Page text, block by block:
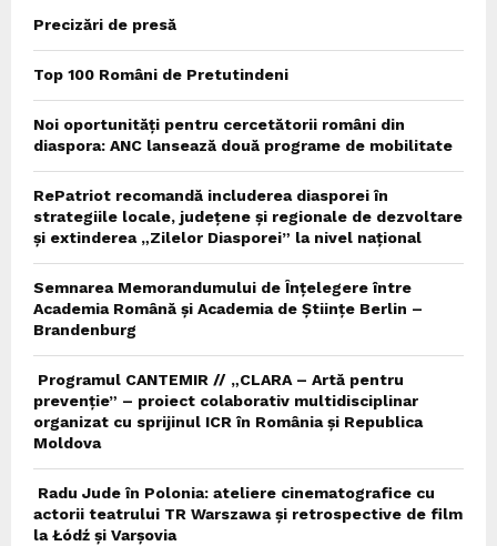
Precizări de presă
Top 100 Români de Pretutindeni
Noi oportunități pentru cercetătorii români din
diaspora: ANC lansează două programe de mobilitate
RePatriot recomandă includerea diasporei în
strategiile locale, județene și regionale de dezvoltare
și extinderea „Zilelor Diasporei” la nivel național
Semnarea Memorandumului de Înțelegere între
Academia Română și Academia de Științe Berlin –
Brandenburg
Programul CANTEMIR // „CLARA – Artă pentru
prevenție” – proiect colaborativ multidisciplinar
organizat cu sprijinul ICR în România și Republica
Moldova
Radu Jude în Polonia: ateliere cinematografice cu
actorii teatrului TR Warszawa și retrospective de film
la Łódź și Varșovia